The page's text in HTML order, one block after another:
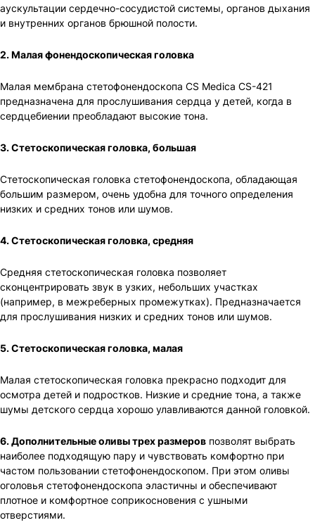
аускультации сердечно-сосудистой системы, органов дыхания
и внутренних органов брюшной полости.
2. Малая фонендоскопическая головка
Малая мембрана стетофонендоскопа CS Medica CS-421
предназначена для прослушивания сердца у детей, когда в
сердцебиении преобладают высокие тона.
3. Стетоскопическая головка, большая
Стетоскопическая головка стетофонендоскопа, обладающая
большим размером, очень удобна для точного определения
низких и средних тонов или шумов.
4. Стетоскопическая головка, средняя
Средняя стетоскопическая головка позволяет
сконцентрировать звук в узких, небольших участках
(например, в межреберных промежутках). Предназначается
для прослушивания низких и средних тонов или шумов.
5. Стетоскопическая головка, малая
Малая стетоскопическая головка прекрасно подходит для
осмотра детей и подростков. Низкие и средние тона, а также
шумы детского сердца хорошо улавливаются данной головкой.
6. Дополнительные оливы трех размеров позволят выбрать
наиболее подходящую пару и чувствовать комфортно при
частом пользовании стетофонендоскопом. При этом оливы
оголовья стетофонендоскопа эластичны и обеспечивают
плотное и комфортное соприкосновения с ушными
отверстиями.